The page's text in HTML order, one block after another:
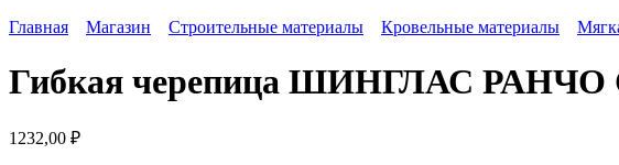
Главная Магазин Строительные материалы Кровельные материалы
Гибкая черепица ШИНГЛАС РАНЧО
1232,00 ₽